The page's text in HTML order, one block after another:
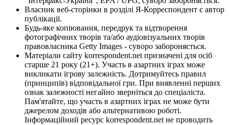
Власник веб-сторінки в розділі Я-Корреспондент є автор
публікації.
Будь-яке копіювання, передрук та відтворення
фотографічних творів та/або аудіовізуальних творів
правовласника Getty Images - суворо забороняється.
Матеріали сайту korrespondent.net призначені для осіб
старше 21 року (21+). Участь в азартних іграх може
викликати ігрову залежність. Дотримуйтесь правил
(принципів) відповідальної гри. При виявленні перших
ознак залежності негайно зверніться до спеціаліста.
Пам'ятайте, що участь в азартних іграх не може бути
джерелом доходів або альтернативою роботі.
Інформаційний ресурс korrespondent.net не проводить